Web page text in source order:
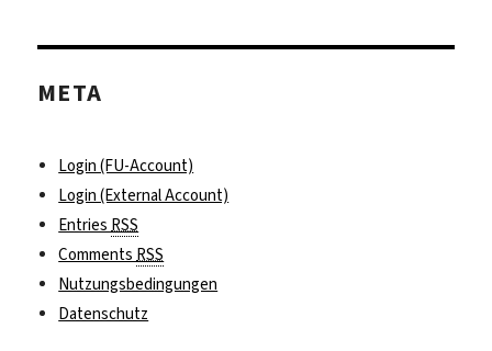
META
Login (FU-Account)
Login (External Account)
Entries RSS
Comments RSS
Nutzungsbedingungen
Datenschutz